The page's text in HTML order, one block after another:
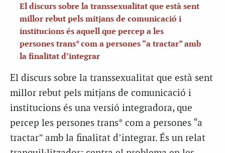
El discurs sobre la transsexualitat que està sent
millor rebut pels mitjans de comunicació i
institucions és aquell que percep a les
persones trans* com a persones “a tractar” amb
la finalitat d’integrar
El discurs sobre la transsexualitat que està sent
millor rebut pels mitjans de comunicació i
institucions és una versió integradora, que
percep les persones trans* com a persones “a
tractar” amb la finalitat d’integrar. És un relat